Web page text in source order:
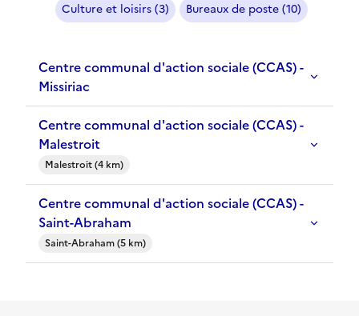
Culture et loisirs (3)
Bureaux de poste (10)
Centre communal d'action sociale (CCAS) -
Missiriac
Centre communal d'action sociale (CCAS) -
Malestroit
Malestroit (4 km)
Centre communal d'action sociale (CCAS) -
Saint-Abraham
Saint-Abraham (5 km)